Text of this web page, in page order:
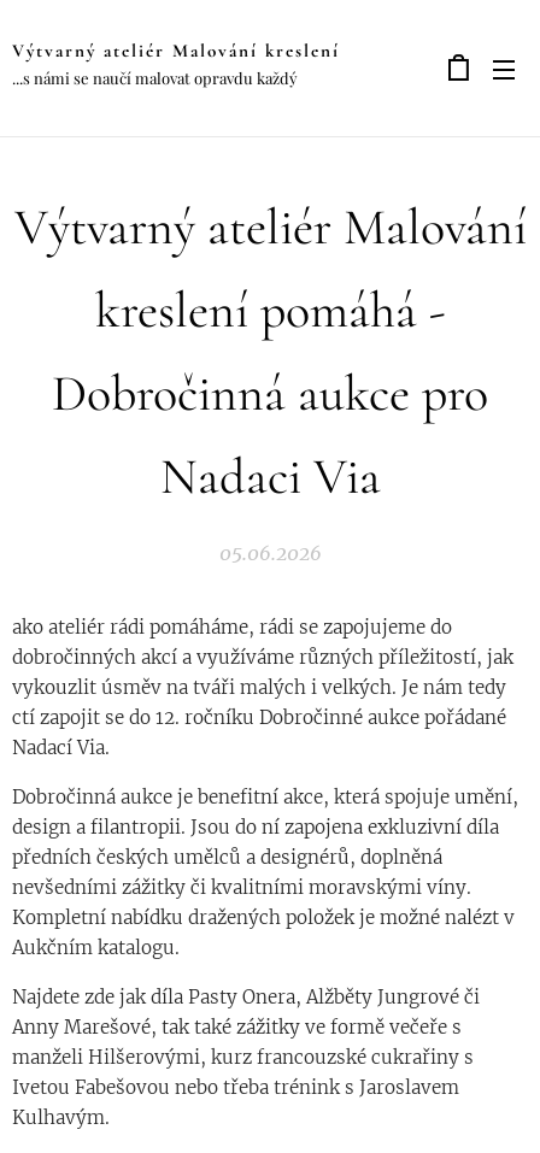
Výtvarný ateliér Malování kreslení
...s námi se naučí malovat opravdu každý
Výtvarný ateliér Malování
kreslení pomáhá -
Dobročinná aukce pro
Nadaci Via
05.06.2026
ako ateliér rádi pomáháme, rádi se zapojujeme do
dobročinných akcí a využíváme různých příležitostí, jak
vykouzlit úsměv na tváři malých i velkých. Je nám tedy
ctí zapojit se do 12. ročníku Dobročinné aukce pořádané
Nadací Via.
Dobročinná aukce je benefitní akce, která spojuje umění,
design a filantropii. Jsou do ní zapojena exkluzivní díla
předních českých umělců a designérů, doplněná
nevšedními zážitky či kvalitními moravskými víny.
Kompletní nabídku dražených položek je možné nalézt v
Aukčním katalogu.
Najdete zde jak díla Pasty Onera, Alžběty Jungrové či
Anny Marešové, tak také zážitky ve formě večeře s
manželi Hilšerovými, kurz francouzské cukrařiny s
Ivetou Fabešovou nebo třeba trénink s Jaroslavem
Kulhavým.